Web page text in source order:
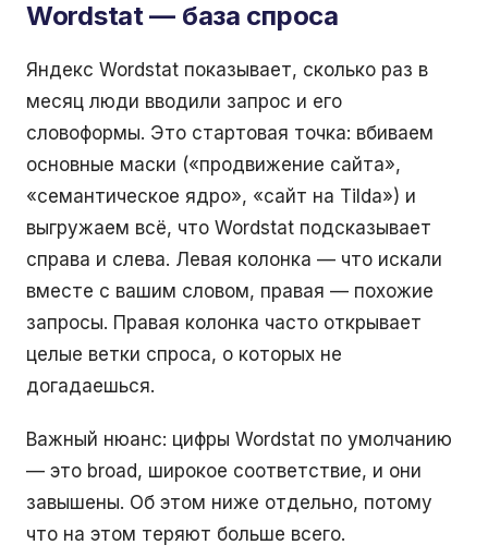
Wordstat — база спроса
Яндекс Wordstat показывает, сколько раз в
месяц люди вводили запрос и его
словоформы. Это стартовая точка: вбиваем
основные маски («продвижение сайта»,
«семантическое ядро», «сайт на Tilda») и
выгружаем всё, что Wordstat подсказывает
справа и слева. Левая колонка — что искали
вместе с вашим словом, правая — похожие
запросы. Правая колонка часто открывает
целые ветки спроса, о которых не
догадаешься.
Важный нюанс: цифры Wordstat по умолчанию
— это broad, широкое соответствие, и они
завышены. Об этом ниже отдельно, потому
что на этом теряют больше всего.